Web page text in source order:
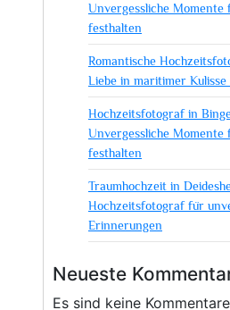
Unvergessliche Momente
festhalten
Romantische
Liebe in maritimer Kulisse
Hochzeitsfotograf in
Unvergessliche Momente
festhalten
Traumhochzeit in
Hochzeitsfotograf für
Erinnerungen
Neueste
Es sind keine